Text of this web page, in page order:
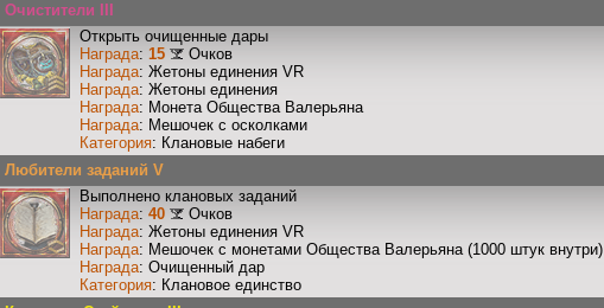
Очистители III
Открыть очищенные дары
Награда: 15
Очков
Награда: Жетоны единения VR
Награда: Жетоны единения
Награда: Монета Общества Валерьяна
Награда: Мешочек с осколками
Категория: Клановые набеги
Любители заданий V
Выполнено клановых заданий
Награда: 40
Очков
Награда: Жетоны единения VR
Награда: Мешочек с монетами Общества Валерьяна (1000 штук внутри)
Награда: Очищенный дар
Категория: Клановое единство